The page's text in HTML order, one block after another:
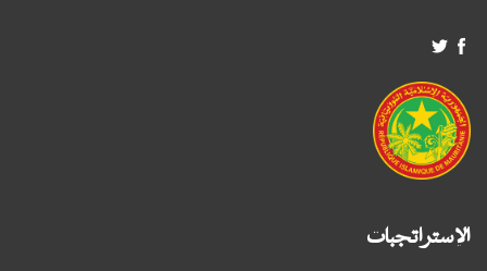
الإستراتجبات